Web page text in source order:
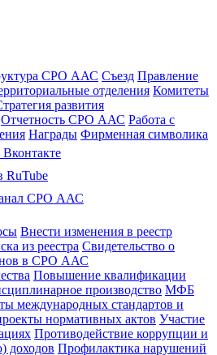
СРО ААС Съезд Правление
отделения Комитеты
развития
Отчетность СРО ААС Работа с
Награды Фирменная символика
Вконтакте
СРО ААС
Внести изменения в реестр
из реестра Свидетельство о
в СРО ААС
Повышение квалификации
производство МФБ
международных стандартов и
нормативных актов Участие
Противодействие коррупции и
доходов Профилактика нарушений